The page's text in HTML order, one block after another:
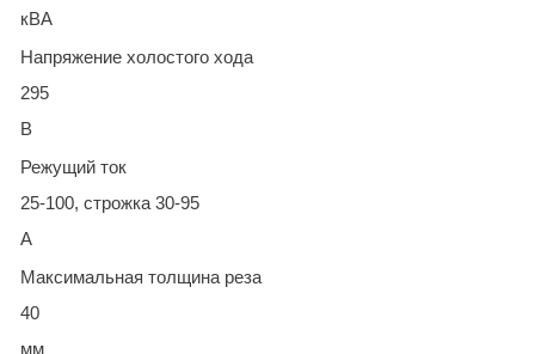
кВА
Напряжение холостого хода
295
В
Режущий ток
25-100, строжка 30-95
А
Максимальная толщина реза
40
мм